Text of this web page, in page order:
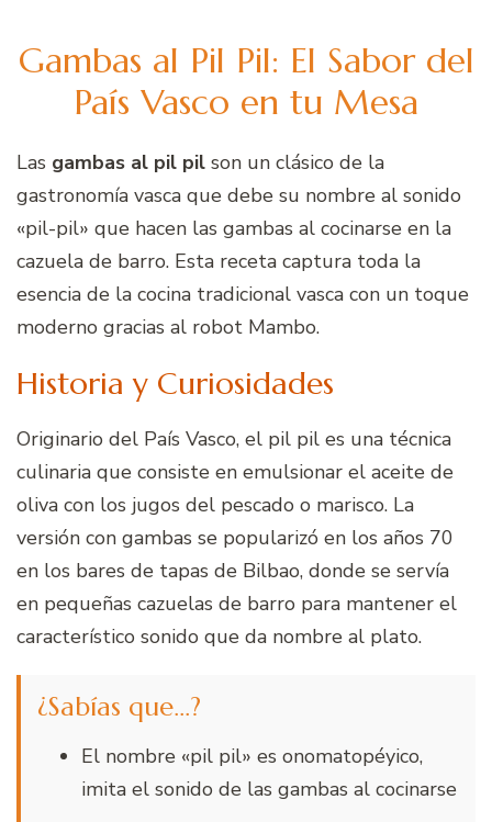
Gambas al Pil Pil: El Sabor del
País Vasco en tu Mesa
Las gambas al pil pil son un clásico de la
gastronomía vasca que debe su nombre al sonido
«pil-pil» que hacen las gambas al cocinarse en la
cazuela de barro. Esta receta captura toda la
esencia de la cocina tradicional vasca con un toque
moderno gracias al robot Mambo.
Historia y Curiosidades
Originario del País Vasco, el pil pil es una técnica
culinaria que consiste en emulsionar el aceite de
oliva con los jugos del pescado o marisco. La
versión con gambas se popularizó en los años 70
en los bares de tapas de Bilbao, donde se servía
en pequeñas cazuelas de barro para mantener el
característico sonido que da nombre al plato.
¿Sabías que…?
El nombre «pil pil» es onomatopéyico,
imita el sonido de las gambas al cocinarse